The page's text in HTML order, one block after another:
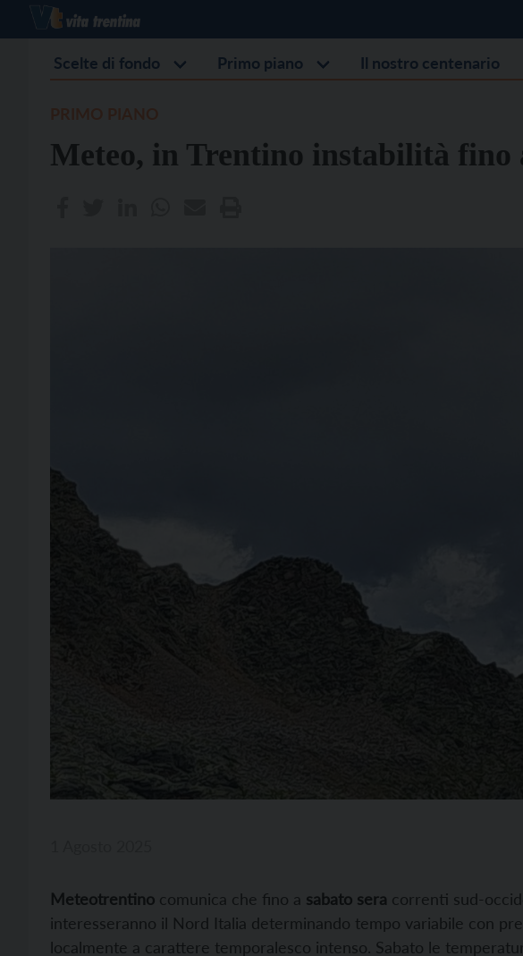
Scelte di fondo Primo piano Il nostro centenario
Meteo, in Trentino instabilità fino
Meteotrentino comunica che fino a sabato sera correnti sud-
interesseranno il Nord Italia determinando tempo variabile con
localmente a carattere temporalesco intenso. Sabato le